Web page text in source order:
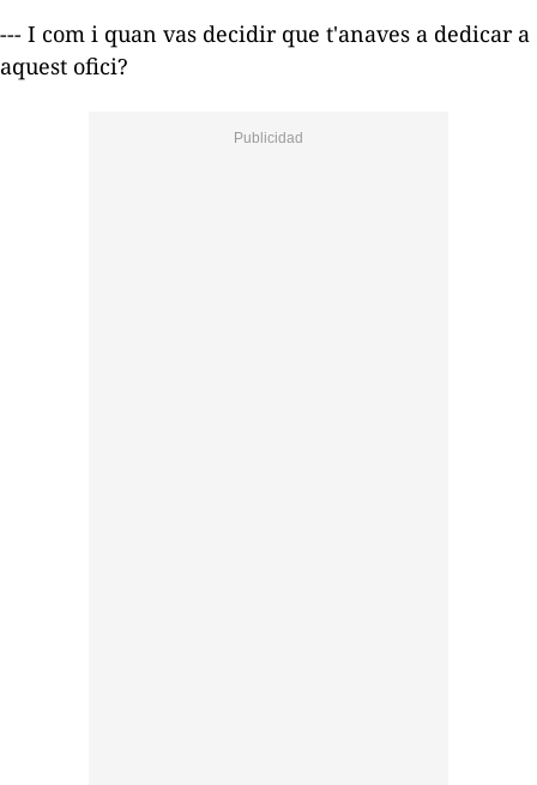
--- I com i quan vas decidir que t'anaves a dedicar a
aquest ofici?